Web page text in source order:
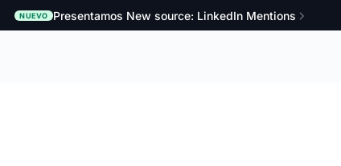
NUEVO Presentamos New source: LinkedIn Mentions